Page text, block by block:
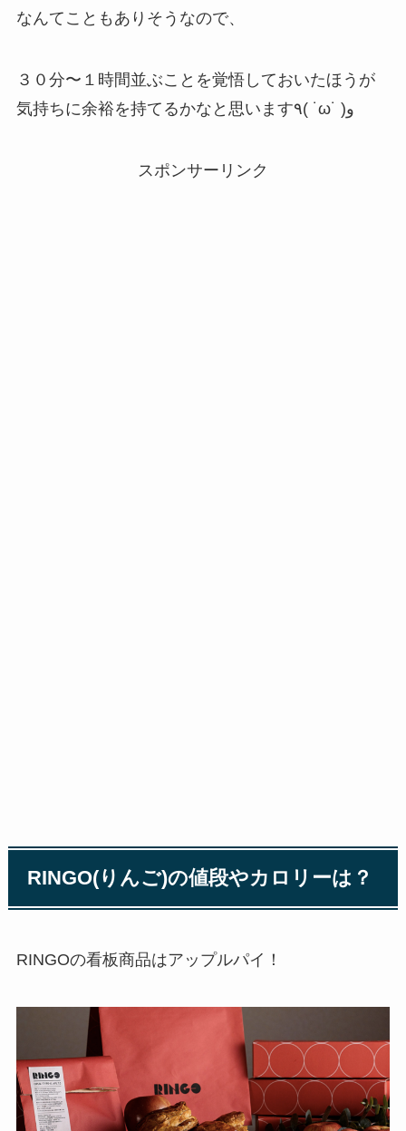
なんてこともありそうなので、
３０分〜１時間並ぶことを覚悟しておいたほうが
気持ちに余裕を持てるかなと思います٩( ˙ω˙ )و
スポンサーリンク
RINGO(りんご)の値段やカロリーは？
RINGOの看板商品はアップルパイ！